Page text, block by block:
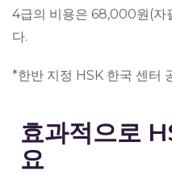
4급의 비용은 68,000원(
다.
*한반 지정 HSK 한국 센터
효과적으로
요